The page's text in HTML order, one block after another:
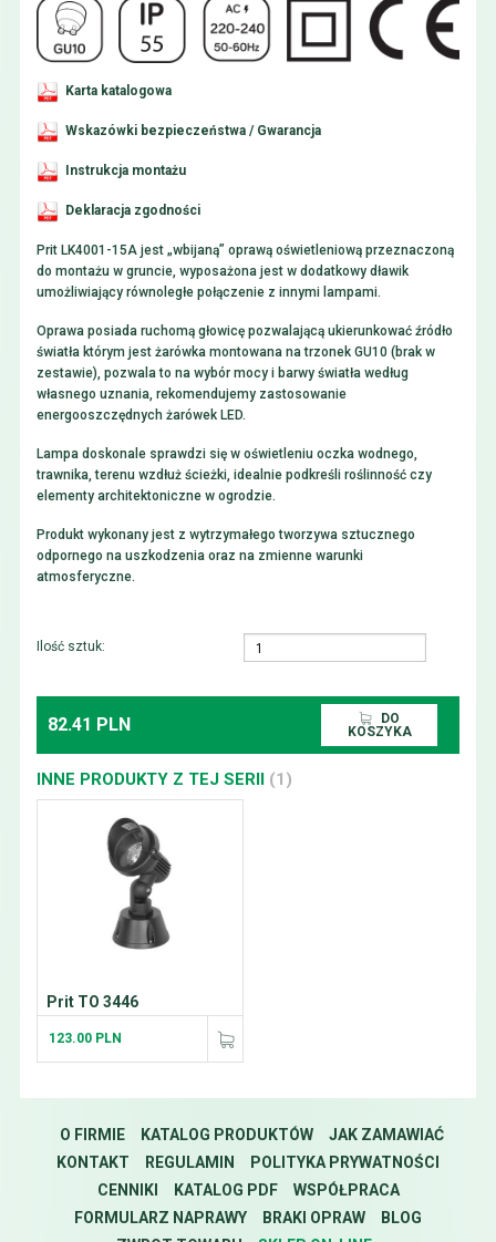
Karta katalogowa
Wskazówki bezpieczeństwa / Gwarancja
Instrukcja montażu
Deklaracja zgodności
Prit LK4001-15A jest „wbijaną” oprawą oświetleniową przeznaczoną
do montażu w gruncie, wyposażona jest w dodatkowy dławik
umożliwiający równoległe połączenie z innymi lampami.
Oprawa posiada ruchomą głowicę pozwalającą ukierunkować źródło
światła którym jest żarówka montowana na trzonek GU10 (brak w
zestawie), pozwala to na wybór mocy i barwy światła według
własnego uznania, rekomendujemy zastosowanie
energooszczędnych żarówek LED.
Lampa doskonale sprawdzi się w oświetleniu oczka wodnego,
trawnika, terenu wzdłuż ścieżki, idealnie podkreśli roślinność czy
elementy architektoniczne w ogrodzie.
Produkt wykonany jest z wytrzymałego tworzywa sztucznego
odpornego na uszkodzenia oraz na zmienne warunki
atmosferyczne.
Ilość sztuk:
82.41 PLN
DO
KOSZYKA
INNE PRODUKTY Z TEJ SERII (1)
Prit TO 3446
123.00 PLN
O FIRMIE KATALOG PRODUKTÓW
JAK ZAMAWIAĆ
KONTAKT
REGULAMIN
POLITYKA PRYWATNOŚCI
CENNIKI
KATALOG PDF
WSPÓŁPRACA
FORMULARZ NAPRAWY
BRAKI OPRAW
BLOG